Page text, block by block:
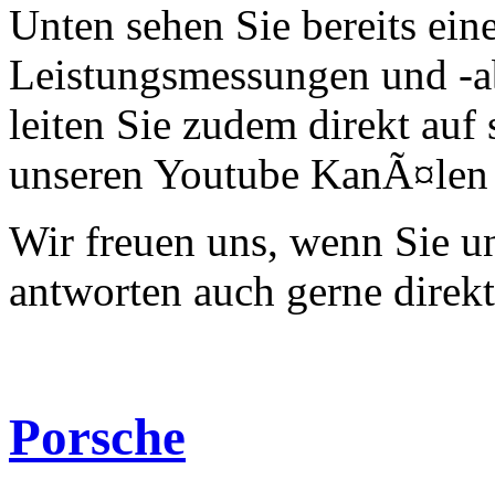
Unten sehen Sie bereits
Leistungsmessungen und -
leiten Sie zudem direkt auf
unseren Youtube
Wir freuen uns, wenn Sie
antworten auch gerne
Porsche